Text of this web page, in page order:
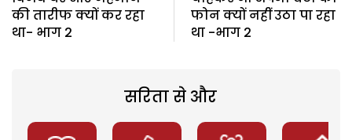
की तारीफ क्यों कर रहा
था- भाग 2
फोन क्यों नहीं उठा पा रहा
था -भाग 2
सरिता से और